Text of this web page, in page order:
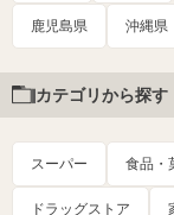
鹿児島県 沖縄県
カテゴリから探す
スーパー 食品・
ドラッグストア